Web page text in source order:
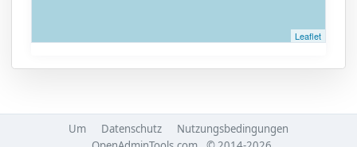
Leaflet
Um Datenschutz
Nutzungsbedingungen